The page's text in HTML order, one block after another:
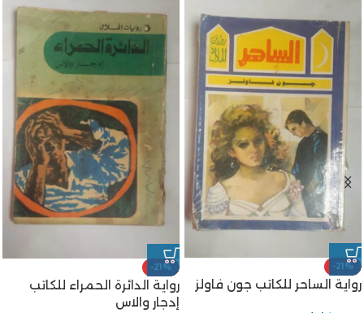
-21%
رواية الساحر للكاتب جون فاولز
-21%
رواية الدائرة الحمراء للكاتب
إدجار والاس